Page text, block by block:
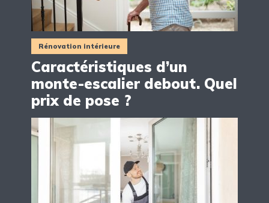
Rénovation intérieure
Caractéristiques d’un
monte-escalier debout. Quel
prix de pose ?